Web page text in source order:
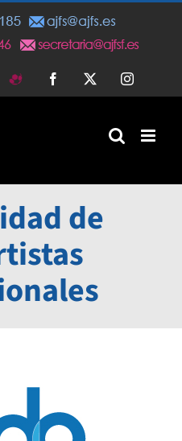
AJFSF FacebookTwitterInstagram
de